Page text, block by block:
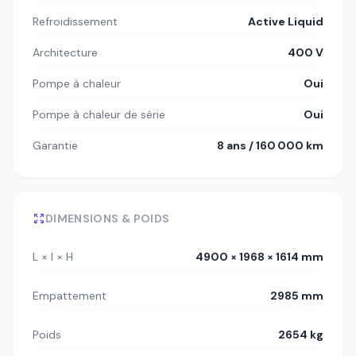
Refroidissement Active Liquid
Architecture 400 V
Pompe à chaleur Oui
Pompe à chaleur de série Oui
Garantie 8 ans / 160 000 km
DIMENSIONS & POIDS
L × l × H 4900 × 1968 × 1614 mm
Empattement 2985 mm
Poids 2654 kg